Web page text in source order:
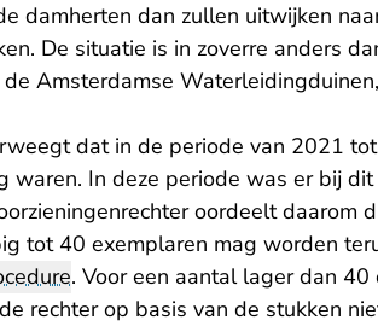
damherten dan zullen uitwijken
De situatie is in zoverre anders
Amsterdamse
dat in de periode van 2021
waren. In deze periode was er bij
oordeelt daarom
tot 40 exemplaren mag worden
. Voor een aantal lager dan
rechter op basis van de stukken